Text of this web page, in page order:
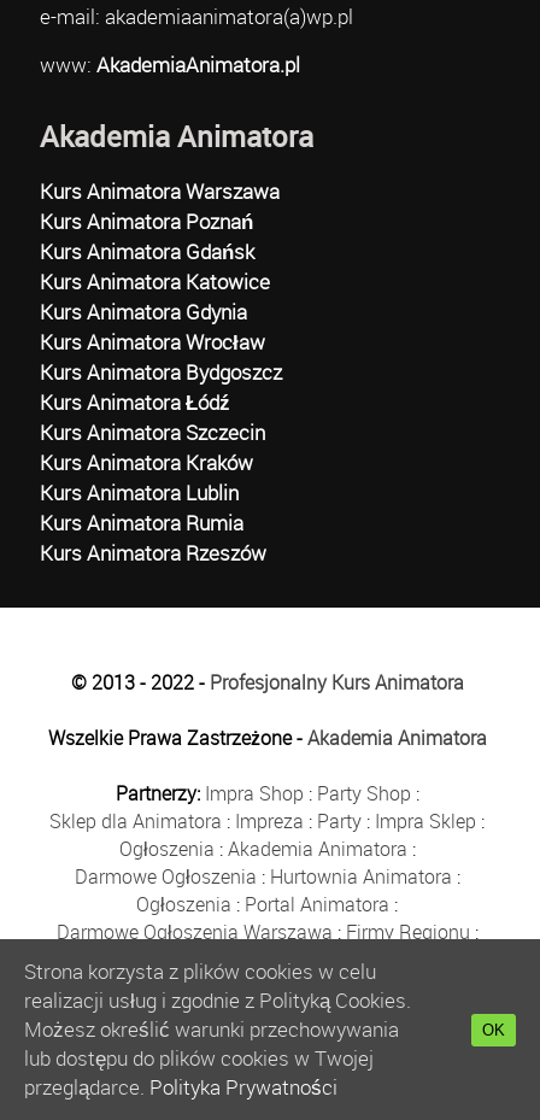
e-mail: akademiaanimatora(a)wp.pl
www: AkademiaAnimatora.pl
Akademia Animatora
Kurs Animatora Warszawa
Kurs Animatora Poznań
Kurs Animatora Gdańsk
Kurs Animatora Katowice
Kurs Animatora Gdynia
Kurs Animatora Wrocław
Kurs Animatora Bydgoszcz
Kurs Animatora Łódź
Kurs Animatora Szczecin
Kurs Animatora Kraków
Kurs Animatora Lublin
Kurs Animatora Rumia
Kurs Animatora Rzeszów
© 2013 - 2022 - Profesjonalny Kurs Animatora
Wszelkie Prawa Zastrzeżone -Akademia Animatora
Partnerzy: Impra Shop : Party Shop :
Sklep dla Animatora : Impreza : Party : Impra Sklep :
Ogłoszenia :Akademia Animatora :
Darmowe Ogłoszenia : Hurtownia Animatora :
Ogłoszenia : Portal Animatora :
Darmowe Ogłoszenia Warszawa : Firmy Regionu :
Płyn do Baniek:Solidne Firmy Ogłoszenia
Kurs Animatora:Solidna Firma:Bezpłatne Ogłoszenia
Animator Czasu Wolnego:
Bezpłatne Ogłoszenia Warszawa:sklep animatora:
Bańki Mydlane:Bezpłatne Ogłoszenia
Szkolenie Animatorów:Kurs Animatora
Strona korzysta z plików cookies w celu
realizacji usług i zgodnie z Polityką Cookies.
Możesz określić warunki przechowywania
lub dostępu do plików cookies w Twojej
przeglądarce. Polityka Prywatności
OK